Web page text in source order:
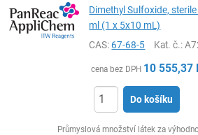
Dimethyl Sulfoxide,
ml (1 x 5x10 mL)
CAS:67-68-5 Kat. č.:
cena bez DPH 10 555,37
Do košíku
Průmyslová množství látek za